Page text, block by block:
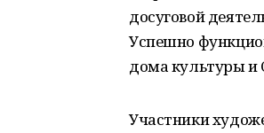
досуговой
Успешно
дома культуры и
Участники